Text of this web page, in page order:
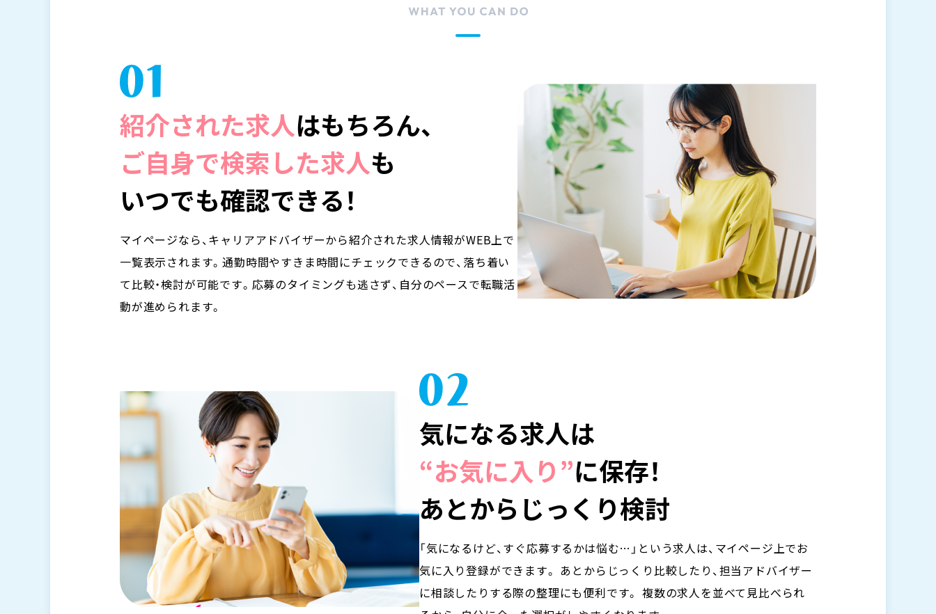
紹介された求人はもちろん、
ご自身で検索した求人も
いつでも確認できる！
マイページなら、キャリアアドバイザーから紹介された求人情報がWEB上で
一覧表示されます。通勤時間やすきま時間にチェックできるので、落ち着い
て比較・検討が可能です。応募のタイミングも逃さず、自分のペースで転職活
動が進められます。
気になる求人は
“お気に入り”に保存！
あとからじっくり検討
「気になるけど、すぐ応募するかは悩む…」という求人は、マイページ上でお
気に入り登録ができます。 あとからじっくり比較したり、担当アドバイザー
に相談したりする際の整理にも便利です。 複数の求人を並べて見比べられ